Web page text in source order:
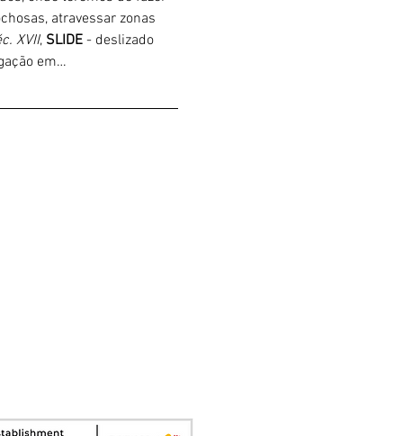
atravessar zonas
XVII, SLIDE - deslizado
em…